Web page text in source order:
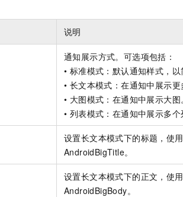
说明
通知展示方式。可选项包括：
• 标准模式：默认通知样式，以
• 长文本模式：在通知中展示更
• 大图模式：在通知中展示大图。
• 列表模式：在通知中展示多个
设置长文本模式下的标题，使
AndroidBigTitle。
设置长文本模式下的正文，使
AndroidBigBody。